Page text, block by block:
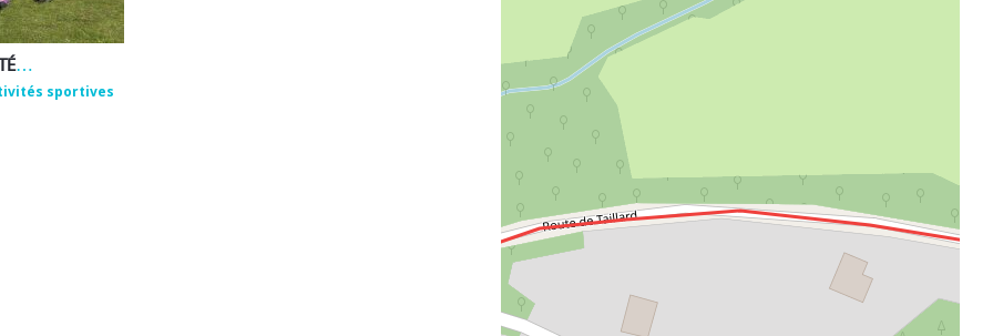
EMMANUEL ROUX – ACTIVITÉS DE BIEN-ÊTRE ET DE PLEINE NATURE
sportives